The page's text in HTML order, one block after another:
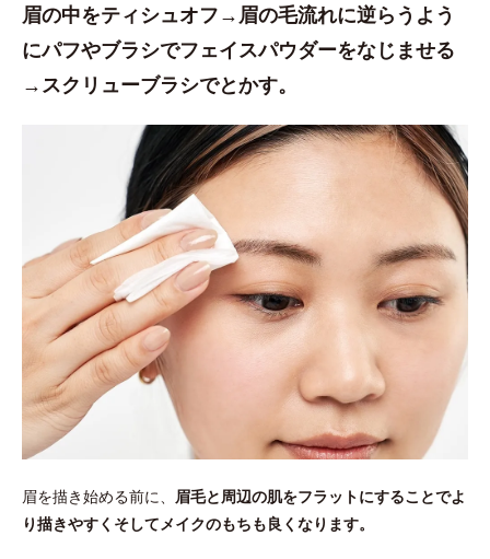
眉の中をティシュオフ→眉の毛流れに逆らうよう
にパフやブラシでフェイスパウダーをなじませる
→スクリューブラシでとかす。
眉を描き始める前に、 眉毛と周辺の肌をフラットにすることでよ
り描きやすくそしてメイクのもちも良くなります。